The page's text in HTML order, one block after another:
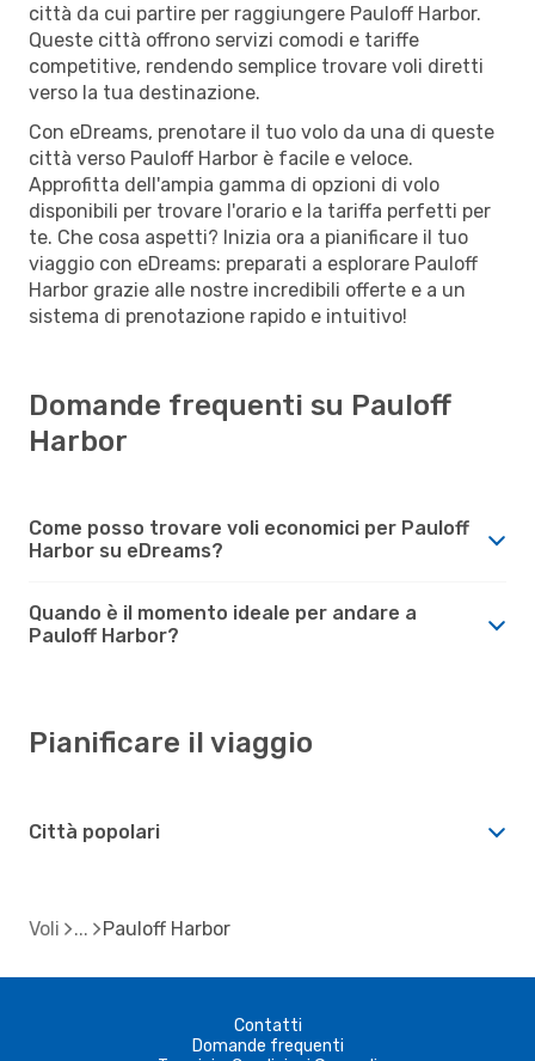
città da cui partire per raggiungere Pauloff Harbor.
Queste città offrono servizi comodi e tariffe
competitive, rendendo semplice trovare voli diretti
verso la tua destinazione.
Con eDreams, prenotare il tuo volo da una di queste
città verso Pauloff Harbor è facile e veloce.
Approfitta dell'ampia gamma di opzioni di volo
disponibili per trovare l'orario e la tariffa perfetti per
te. Che cosa aspetti? Inizia ora a pianificare il tuo
viaggio con eDreams: preparati a esplorare Pauloff
Harbor grazie alle nostre incredibili offerte e a un
sistema di prenotazione rapido e intuitivo!
Domande frequenti su Pauloff
Harbor
Come posso trovare voli economici per Pauloff
Harbor su eDreams?
Quando è il momento ideale per andare a
Pauloff Harbor?
Pianificare il viaggio
Città popolari
Voli Pauloff Harbor
Contatti
Domande frequenti